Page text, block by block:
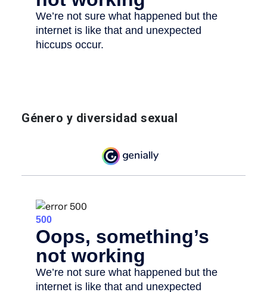
Género y diversidad sexual